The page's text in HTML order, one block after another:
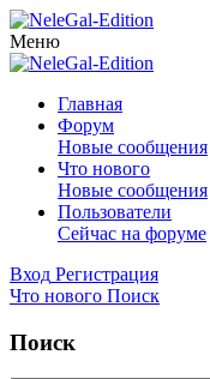
Меню
Главная
Форум
Новые сообщения
Что нового
Новые сообщения
Пользователи
Сейчас на форуме
Вход Регистрация
Что нового Поиск
Поиск